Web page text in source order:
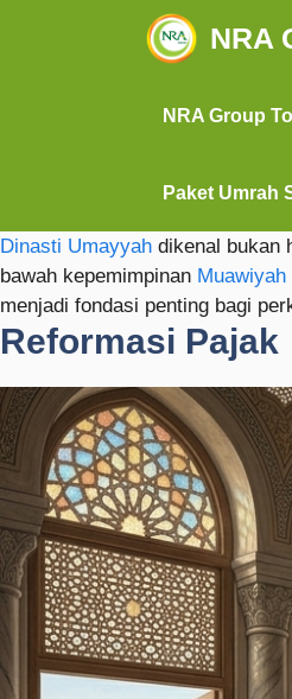
NRA
NRA Group
Paket Umrah
Dinasti Umayyah dikenal bukan
bawah kepemimpinan
menjadi fondasi penting bagi
Reformasi Pajak